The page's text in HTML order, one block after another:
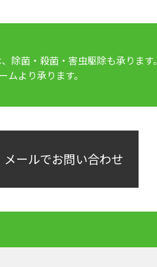
除菌・殺菌・害虫駆除も承ります。
より承ります。
メールでお問い合わせ